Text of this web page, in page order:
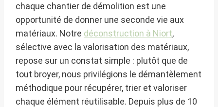
chaque chantier de démolition est une
opportunité de donner une seconde vie aux
matériaux. Notre déconstruction à Niort,
sélective avec la valorisation des matériaux,
repose sur un constat simple : plutôt que de
tout broyer, nous privilégions le démantèlement
méthodique pour récupérer, trier et valoriser
chaque élément réutilisable. Depuis plus de 10